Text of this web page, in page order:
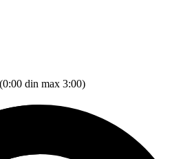
din max 3:00)